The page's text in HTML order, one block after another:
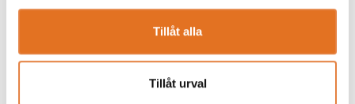
Tillåt alla
Tillåt urval